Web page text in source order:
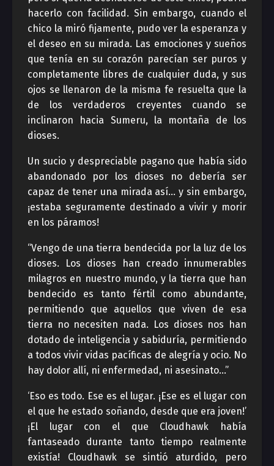
hacerlo con facilidad. Sin embargo, cuando el
chico la miró fijamente, pudo ver la esperanza y
el deseo en su mirada. Las emociones y sueños
que tenía en su corazón parecían ser puros y
completamente libres de cualquier duda, y sus
ojos se llenaron de la misma fe resuelta que la
de los verdaderos creyentes cuando se
inclinaron hacia Sumeru, la montaña de los
dioses.
Un sucio y despreciable pagano que había sido
abandonado por los dioses no debería ser
capaz de tener una mirada así… y sin embargo,
¡estaba seguramente destinado a vivir y morir
en los páramos!
“Vengo de una tierra bendecida por la luz de los
dioses. Los dioses han creado innumerables
milagros en nuestro mundo, y la tierra que han
bendecido es tanto fértil como abundante,
permitiendo que aquellos que viven de esa
tierra no necesiten nada. Los dioses nos han
dotado de inteligencia y sabiduría, permitiendo
a todos vivir vidas pacíficas de alegría y ocio. No
hay dolor allí, ni enfermedad, ni asesinato…”
‘Eso es todo. Ese es el lugar. ¡Ese es el lugar con
el que he estado soñando, desde que era joven!’
¡El lugar con el que Cloudhawk había
fantaseado durante tanto tiempo realmente
existía! Cloudhawk se sintió aturdido, pero